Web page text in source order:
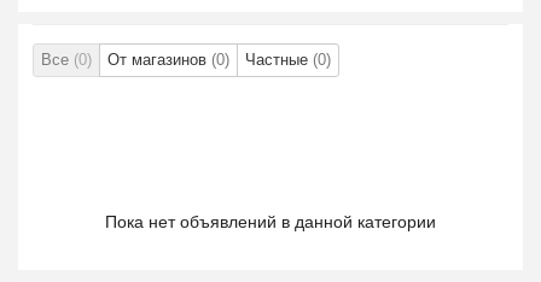
Все (0) От магазинов (0) Частные (0)
Пока нет объявлений в данной категории